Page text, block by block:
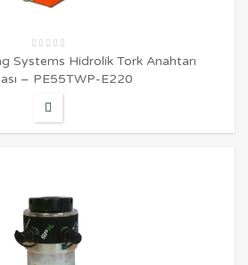
Systems Hidrolik Tork Anahtarı
– PE55TWP-E220